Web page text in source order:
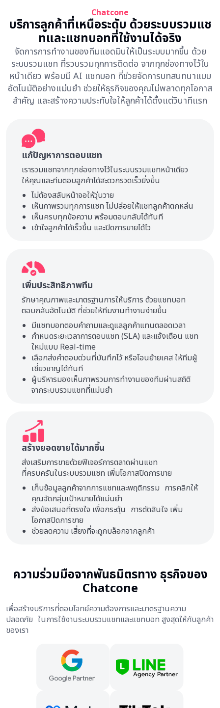
Chatcone
บริการลูกค้าที่เหนือระดับ ด้วยระบบรวมแช
ทและแชทบอทที่ใช้งานได้จริง
จัดการการทำงานของทีมแอดมินให้เป็นระบบมากขึ้น ด้วย
ระบบรวมแชท ที่รวบรวมทุกการติดต่อ จากทุกช่องทางไว้ใน
หน้าเดียว พร้อมมี AI แชทบอท ที่ช่วยจัดการบทสนทนาแบบ
อัตโนมัติอย่างแม่นยำ ช่วยให้ธุรกิจของคุณไม่พลาดทุกโอกาส
สำคัญ และสร้างความประทับใจให้ลูกค้าได้ตั้งแต่วินาทีแรก
แก้ปัญหาการตอบแชท
เรารวมแชทจากทุกช่องทางไว้ในระบบรวมแชทหน้าเดียว
ให้คุณและทีมตอบลูกค้าได้สะดวกรวดเร็วยิ่งขึ้น
ไม่ต้องสลับหน้าจอให้วุ่นวาย
เห็นภาพรวมทุกการแชท ไม่ปล่อยให้แชทลูกค้าตกหล่น
เห็นครบทุกข้อความ พร้อมตอบกลับได้ทันที
เข้าใจลูกค้าได้เร็วขึ้น และปิดการขายได้ไว
เพิ่มประสิทธิภาพทีม
รักษาคุณภาพและมาตรฐานการให้บริการ ด้วยแชทบอท
ตอบกลับอัตโนมัติ ที่ช่วยให้ทีมงานทำงานง่ายขึ้น
มีแชทบอทตอบคำถามและดูแลลูกค้าแทนตลอดเวลา
กำหนดระยะเวลาการตอบแชท (SLA) และแจ้งเตือน แชท
ใหม่แบบ Real-time
เลือกส่งคำตอบด่วนที่บันทึกไว้ หรือโอนย้ายเคส ให้ทีมผู้
เชี่ยวชาญได้ทันที
ผู้บริหารมองเห็นภาพรวมการทำงานของทีมผ่านสถิติ
จากระบบรวมแชทที่แม่นยำ
สร้างยอดขายได้มากขึ้น
ส่งเสริมการขายด้วยฟีเจอร์การตลาดผ่านแชท
ที่ครบครันในระบบรวมแชท เพิ่มโอกาสปิดการขาย
เก็บข้อมูลลูกค้าจากการแชทและพฤติกรรม การคลิกให้
คุณจัดกลุ่มเป้าหมายได้แม่นยำ
ส่งข้อเสนอที่ตรงใจ เพื่อกระตุ้น การตัดสินใจ เพิ่ม
โอกาสปิดการขาย
ช่วยลดความ เสี่ยงที่จะถูกบล็อกจากลูกค้า
ความร่วมมือจากพันธมิตรทาง ธุรกิจของ
Chatcone
เพื่อสร้างบริการที่ตอบโจทย์ความต้องการและมาตรฐานความ
ปลอดภัย ในการใช้งานระบบรวมแชทและแชทบอท สูงสุดให้กับลูกค้า
ของเรา